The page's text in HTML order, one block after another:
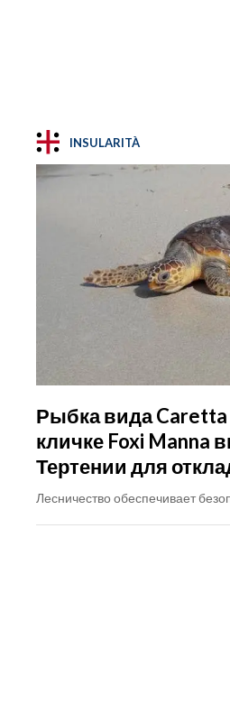
INSULARITÀ
Рыбка вида
кличке Foxi Manna
Тертении для
Лесничество обеспечивает